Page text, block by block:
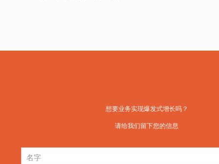
想要业务实现爆发式增长吗？
请给我们留下您的信息